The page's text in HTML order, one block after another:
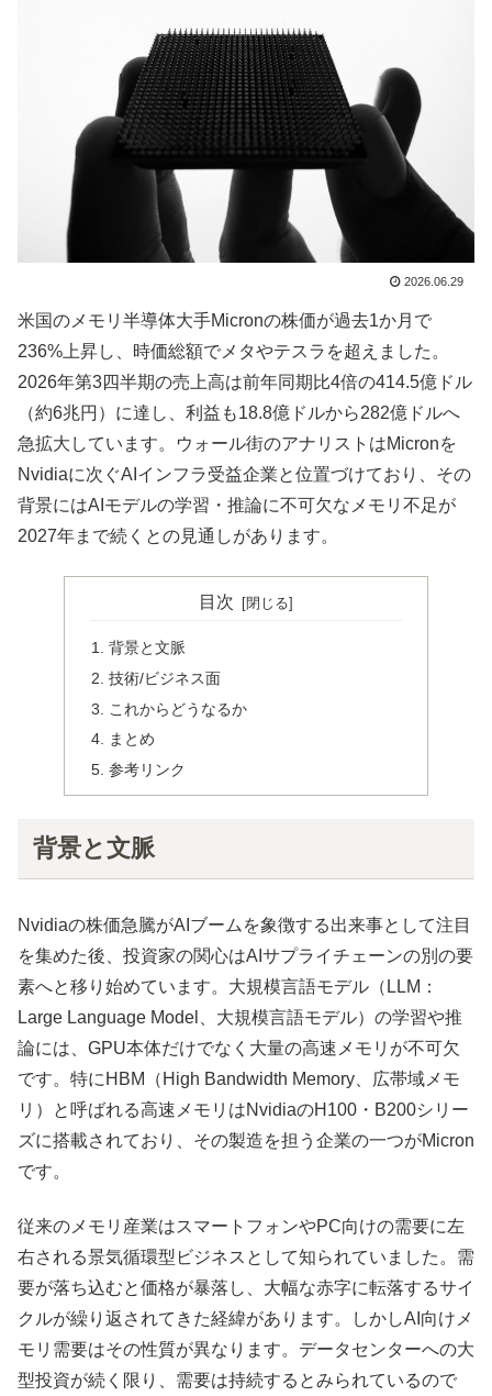
2026.06.29
米国のメモリ半導体大手Micronの株価が過去1か月で
236%上昇し、時価総額でメタやテスラを超えました。
2026年第3四半期の売上高は前年同期比4倍の414.5億ドル
（約6兆円）に達し、利益も18.8億ドルから282億ドルへ
急拡大しています。ウォール街のアナリストはMicronを
Nvidiaに次ぐAIインフラ受益企業と位置づけており、その
背景にはAIモデルの学習・推論に不可欠なメモリ不足が
2027年まで続くとの見通しがあります。
目次
背景と文脈
技術/ビジネス面
これからどうなるか
まとめ
参考リンク
背景と文脈
Nvidiaの株価急騰がAIブームを象徴する出来事として注目
を集めた後、投資家の関心はAIサプライチェーンの別の要
素へと移り始めています。大規模言語モデル（LLM：
Large Language Model、大規模言語モデル）の学習や推
論には、GPU本体だけでなく大量の高速メモリが不可欠
です。特にHBM（High Bandwidth Memory、広帯域メモ
リ）と呼ばれる高速メモリはNvidiaのH100・B200シリー
ズに搭載されており、その製造を担う企業の一つがMicron
です。
従来のメモリ産業はスマートフォンやPC向けの需要に左
右される景気循環型ビジネスとして知られていました。需
要が落ち込むと価格が暴落し、大幅な赤字に転落するサイ
クルが繰り返されてきた経緯があります。しかしAI向けメ
モリ需要はその性質が異なります。データセンターへの大
型投資が続く限り、需要は持続するとみられているので